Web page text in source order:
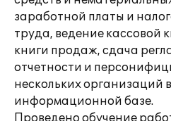
заработной платы и
труда, ведение кассовой
книги продаж, сдача
отчетности и
нескольких организаций
информационной базе.
Проведено обучение